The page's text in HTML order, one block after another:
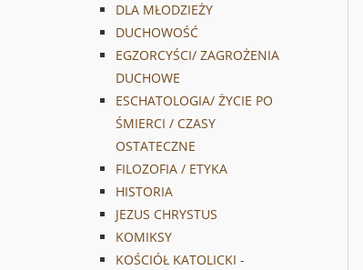
DLA MŁODZIEŻY
DUCHOWOŚĆ
EGZORCYŚCI/ ZAGROŻENIA
DUCHOWE
ESCHATOLOGIA/ ŻYCIE PO
ŚMIERCI / CZASY
OSTATECZNE
FILOZOFIA / ETYKA
HISTORIA
JEZUS CHRYSTUS
KOMIKSY
KOŚCIÓŁ KATOLICKI -